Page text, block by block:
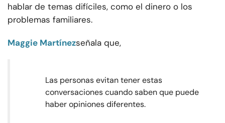
hablar de temas difíciles, como el dinero o los
problemas familiares.
Maggie Martínezseñala que,
Las personas evitan tener estas
conversaciones cuando saben que puede
haber opiniones diferentes.